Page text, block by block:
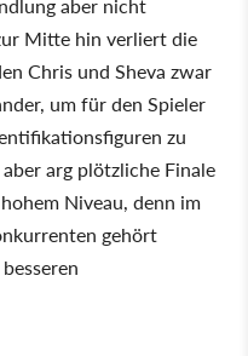
Mitte hin verliert die
Chris und Sheva zwar
um für den Spieler
zu
arg plötzliche Finale
Niveau, denn im
gehört